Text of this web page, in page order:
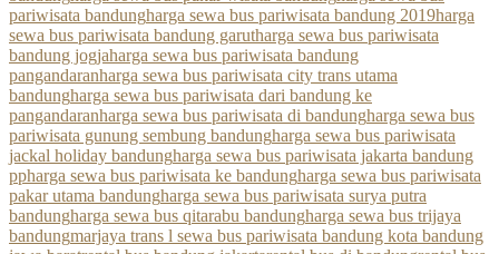
pariwisata bandungharga sewa bus pariwisata bandung 2019harga
sewa bus pariwisata bandung garutharga sewa bus pariwisata
bandung jogjaharga sewa bus pariwisata bandung
pangandaranharga sewa bus pariwisata city trans utama
bandungharga sewa bus pariwisata dari bandung ke
pangandaranharga sewa bus pariwisata di bandungharga sewa bus
pariwisata gunung sembung bandungharga sewa bus pariwisata
jackal holiday bandungharga sewa bus pariwisata jakarta bandung
ppharga sewa bus pariwisata ke bandungharga sewa bus pariwisata
pakar utama bandungharga sewa bus pariwisata surya putra
bandungharga sewa bus qitarabu bandungharga sewa bus trijaya
bandungmarjaya trans l sewa bus pariwisata bandung kota bandung